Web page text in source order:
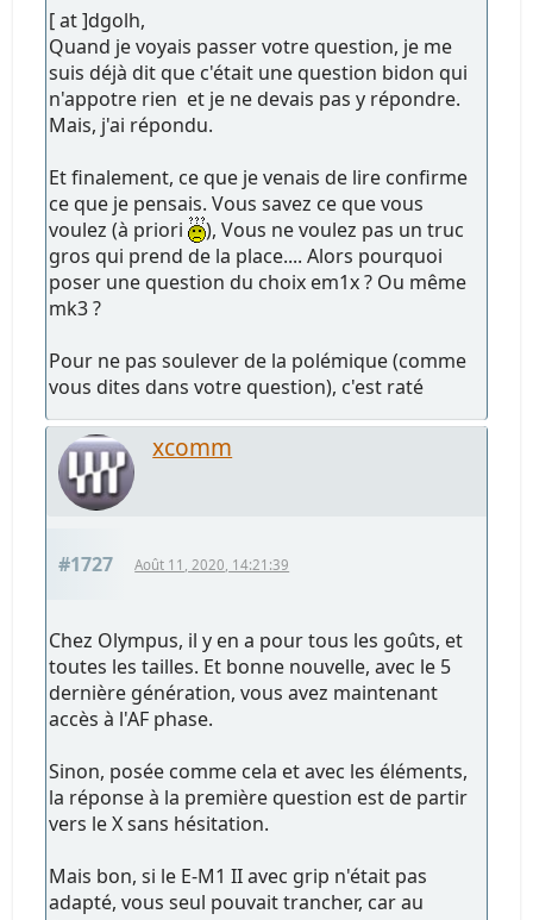
[ at ]dgolh,
Quand je voyais passer votre question, je me
suis déjà dit que c'était une question bidon qui
n'appotre rien et je ne devais pas y répondre.
Mais, j'ai répondu.
Et finalement, ce que je venais de lire confirme
ce que je pensais. Vous savez ce que vous
voulez (à priori
), Vous ne voulez pas un truc
gros qui prend de la place.... Alors pourquoi
poser une question du choix em1x ? Ou même
mk3 ?
Pour ne pas soulever de la polémique (comme
vous dites dans votre question), c'est raté
xcomm
#1727 Août 11, 2020, 14:21:39
Chez Olympus, il y en a pour tous les goûts, et
toutes les tailles. Et bonne nouvelle, avec le 5
dernière génération, vous avez maintenant
accès à l'AF phase.
Sinon, posée comme cela et avec les éléments,
la réponse à la première question est de partir
vers le X sans hésitation.
Mais bon, si le E-M1 II avec grip n'était pas
adapté, vous seul pouvait trancher, car au